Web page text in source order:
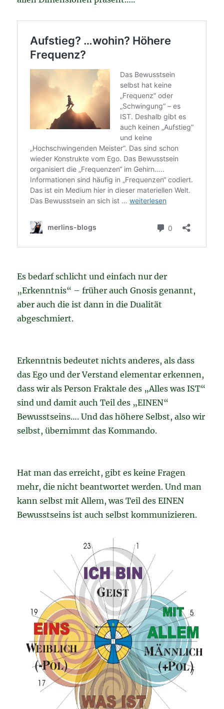
Es bedarf schlicht und einfach nur der
„Erkenntnis“ – früher auch Gnosis genannt,
aber auch die ist dann in die Dualität
abgeschmiert.
Erkenntnis bedeutet nichts anderes, als dass
das Ego und der Verstand elementar erkennen,
dass wir als Person Fraktale des „Alles was IST“
sind und damit auch Teil des „EINEN“
Bewusstseins…. Und das höhere Selbst, also wir
selbst, übernimmt das Kommando.
Hat man das erreicht, gibt es keine Fragen
mehr, die nicht beantwortet werden. Und man
kann selbst mit Allem, was Teil des EINEN
Bewusstseins ist auch selbst kommunizieren.